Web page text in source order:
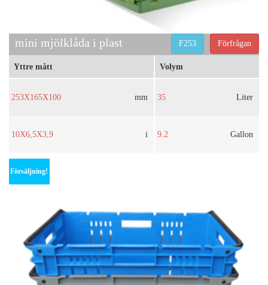
mini mjölklåda i plast Förfrågan
F253
Yttre mått
253X165X100 mm
10X6,5X3,9 i
Volym
35 Liter
9.2 Gallon
Försäljning!